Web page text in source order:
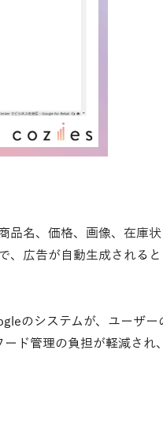
品名、価格、画像、在庫状
、広告が自動生成されると
のシステムが、ユーザー
ド管理の負担が軽減され、